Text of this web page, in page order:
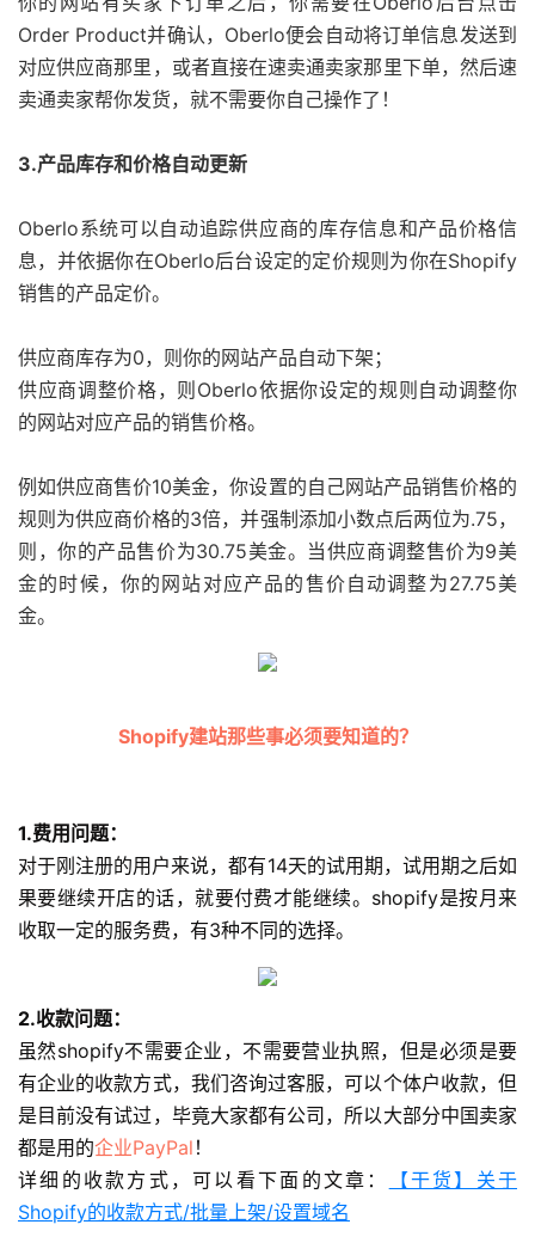
Order Product并确认，Oberlo便会自动将订单信息发送到
对应供应商那里，或者直接在速卖通卖家那里下单，然后速
卖通卖家帮你发货，就不需要你自己操作了！
3.产品库存和价格自动更新
Oberlo系统可以自动追踪供应商的库存信息和产品价格信
息，并依据你在Oberlo后台设定的定价规则为你在Shopify
销售的产品定价。
供应商库存为0，则你的网站产品自动下架；
供应商调整价格，则Oberlo依据你设定的规则自动调整你
的网站对应产品的销售价格。
例如供应商售价10美金，你设置的自己网站产品销售价格的
规则为供应商价格的3倍，并强制添加小数点后两位为.75，
则，你的产品售价为30.75美金。当供应商调整售价为9美
金的时候，你的网站对应产品的售价自动调整为27.75美
金。
Shopify建站那些事必须要知道的？
1.费用问题：
对于刚注册的用户来说，都有14天的试用期，试用期之后如
果要继续开店的话，就要付费才能继续。shopify是按月来
收取一定的服务费，有3种不同的选择。
2.收款问题：
虽然shopify不需要企业，不需要营业执照，但是必须是要
有企业的收款方式，我们咨询过客服，可以个体户收款，但
是目前没有试过，毕竟大家都有公司，所以大部分中国卖家
都是用的企业PayPal ！
详细的收款方式，可以看下面的文章：
【干货】关于
Shopify的收款方式/批量上架/设置域名